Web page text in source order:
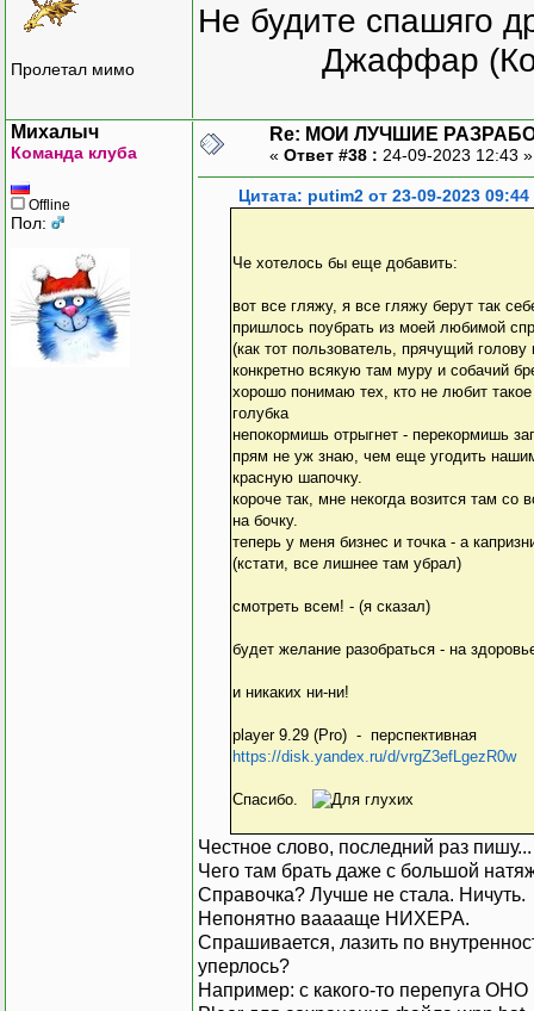
Пролетал мимо
Не будите спашяго
Джаффар
Михалыч
Команда клуба
Offline
Пол:
Re: МОИ ЛУЧШИЕ
« Ответ #38 : 24-09-2023 12:43
Цитата: putim2 от 23-09-2023 09:44
Че хотелось бы еще добавить:
вот все гляжу, я все гляжу берут так
пришлось поубрать из моей любимой
(как тот пользователь, прячущий
конкретно всякую там муру и собачий
хорошо понимаю тех, кто не любит
голубка
непокормишь отрыгнет - перекормишь
прям не уж знаю, чем еще угодить
красную шапочку.
короче так, мне некогда возится там со
на бочку.
теперь у меня бизнес и точка - а
(кстати, все лишнее там убрал)
смотреть всем! - (я сказал)
будет желание разобраться - на
и никаких ни-ни!
player 9.29 (Pro) - перспективная
https://disk.yandex.ru/d/vrgZ3efLgezR0w
Спасибо.
Честное слово, последний раз
Чего там брать даже с большой
Справочка? Лучше не стала. Ничуть.
Непонятно вааааще НИХЕРА.
Спрашивается, лазить по
уперлось?
Например: с какого-то перепуга